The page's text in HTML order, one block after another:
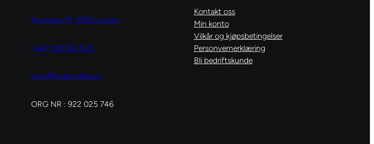
Storgata 19, 3182 Horten
(+47) 929 82 626
post@hobbydilla.no
ORG NR : 922 025 746
Kontakt oss
Min konto
Vilkår og kjøpsbetingelser
Personvernerklæring
Bli bedriftskunde